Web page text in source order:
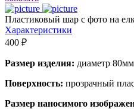
Пластиковый шар с фото на
Характеристики
400 ₽
Размер изделия: диаметр 80мм
Поверхность: прозрачный
Размер наносимого